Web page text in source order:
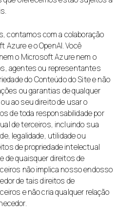
contamos com a colaboração
e o OpenAI. Você
o Microsoft Azure nem o
agentes ou representantes
do Conteúdo do Site e não
ou garantias de qualquer
ao seu direito de usar o
de toda responsabilidade por
de terceiros, incluindo sua
legalidade, utilidade ou
de propriedade intelectual
de quaisquer direitos de
não implica nosso endosso
de tais direitos de
e não cria qualquer relação